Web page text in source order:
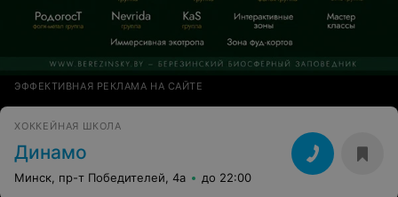
ЭФФЕКТИВНАЯ РЕКЛАМА НА САЙТЕ
ХОККЕЙНАЯ ШКОЛА
Динамо
Минск, пр-т Победителей, 4а до 22:00